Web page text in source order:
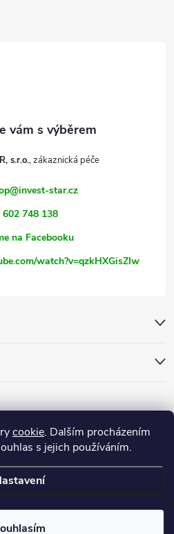
cookie. Dalším procházením
s jejich používáním.
s.r.o.
@invest-star.cz
602 748 138
na Facebooku
watch?v=qzkHXGisZIw
s.r.o.. Všechna práva vyhrazena.